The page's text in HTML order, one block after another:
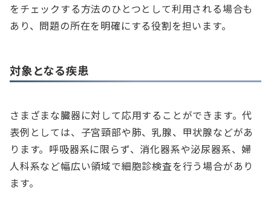
をチェックする方法のひとつとして利用される場合も
あり、問題の所在を明確にする役割を担います。
対象となる疾患
さまざまな臓器に対して応用することができます。代
表例としては、子宮頸部や肺、乳腺、甲状腺などがあ
ります。呼吸器系に限らず、消化器系や泌尿器系、婦
人科系など幅広い領域で細胞診検査を行う場合があり
ます。